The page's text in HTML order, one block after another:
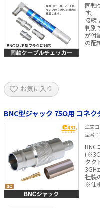
同軸
す。 「本体部」と「発音部」を試験したい両端に
接続
判別する
が付
の配線
電
い
る
ご
する可能
体か
非電
用す
せ。
お気に入り
BNC型ジャック 75Ω用 コネ
注文
型番
タク
社製
※仕様
圧着